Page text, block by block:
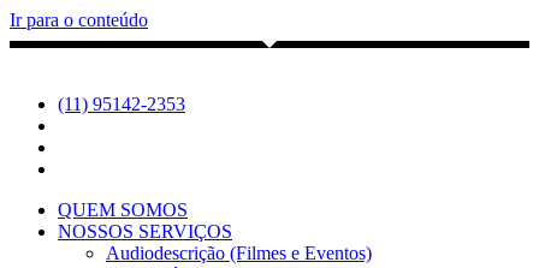
Ir para o conteúdo
(11) 95142-2353
QUEM SOMOS
NOSSOS SERVIÇOS
Audiodescrição (Filmes e Eventos)